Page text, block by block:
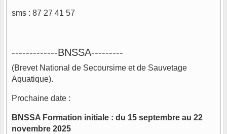
sms : 87 27 41 57
-------------BNSSA---------
(Brevet National de Secoursime et de Sauvetage
Aquatique).
Prochaine date :
BNSSA Formation initiale : du 15 septembre au 22
novembre 2025